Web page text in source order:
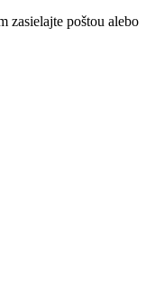
zasielajte poštou alebo